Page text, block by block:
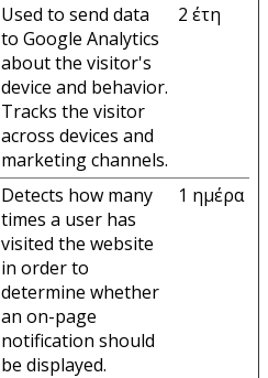
Used to send data
to Google Analytics
about the visitor's
device and behavior.
Tracks the visitor
across devices and
marketing channels.
2 έτη
Detects how many
times a user has
visited the website
in order to
determine whether
an on-page
notification should
be displayed.
1 ημέρα